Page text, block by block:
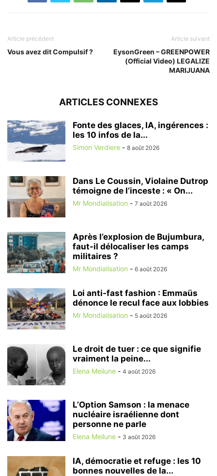
Article précédent
Vous avez dit Compulsif ?
Article suivant
EysonGreen – GREENPOWER
(Official Video) LEGALIZE
MARIJUANA
ARTICLES CONNEXES
Fonte des glaces, IA, ingérences :
les 10 infos de la...
Simon Verdiere - 8 août 2026
Dans Le Coussin, Violaine Dutrop
témoigne de l’inceste : « On...
Mr Mondialisation - 7 août 2026
Après l’explosion de Bujumbura,
faut-il délocaliser les camps
militaires ?
Mr Mondialisation - 6 août 2026
Loi anti-fast fashion : Emmaüs
dénonce le recul face aux lobbies
Mr Mondialisation - 5 août 2026
Le droit de tuer : ce que signifie
vraiment la peine...
Elena Meilune - 4 août 2026
L’Option Samson : la menace
nucléaire israélienne dont
personne ne parle
Elena Meilune - 3 août 2026
IA, démocratie et refuge : les 10
bonnes nouvelles de la...